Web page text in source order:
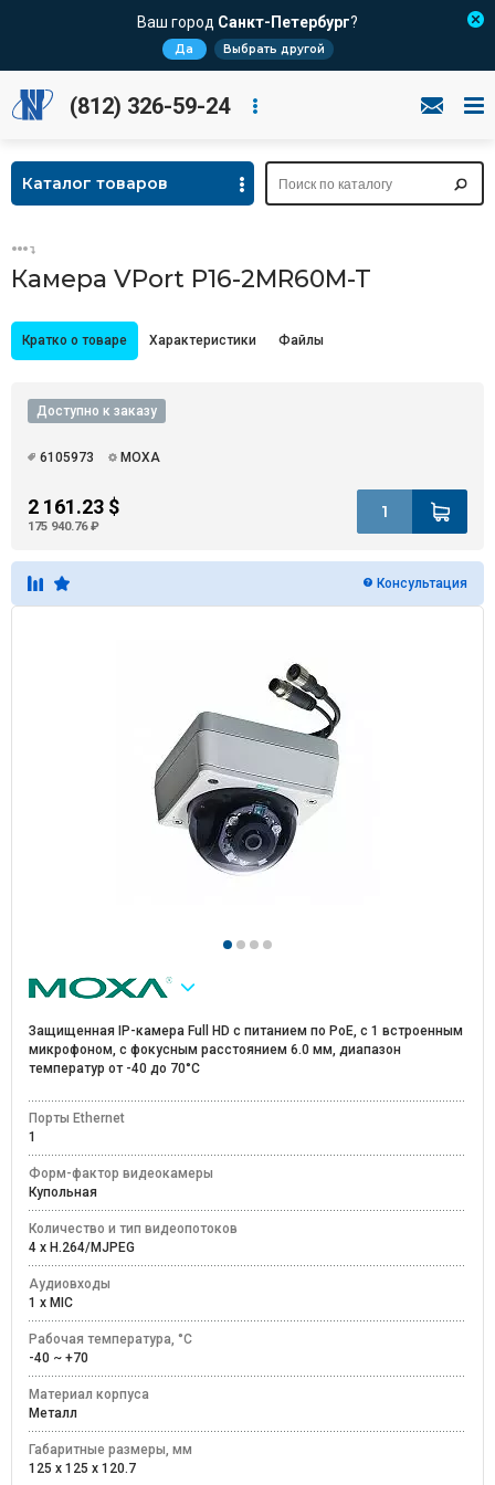
Ваш город Санкт-Петербург?
Да Выбрать другой
(812) 326-59-24
Каталог товаров
Камера VPort P16-2MR60M-T
Кратко о товаре Характеристики Файлы
Доступно к заказу
6105973 MOXA
2 161.23 $
175 940.76 ₽
Консультация
Защищенная IP-камера Full HD с питанием по PoE, с 1 встроенным
микрофоном, с фокусным расстоянием 6.0 мм, диапазон
температур от -40 до 70°C
Порты Ethernet
1
Форм-фактор видеокамеры
Купольная
Количество и тип видеопотоков
4 x H.264/MJPEG
Аудиовходы
1 x MIC
Рабочая температура, °C
-40 ~ +70
Материал корпуса
Металл
Габаритные размеры, мм
125 x 125 x 120.7